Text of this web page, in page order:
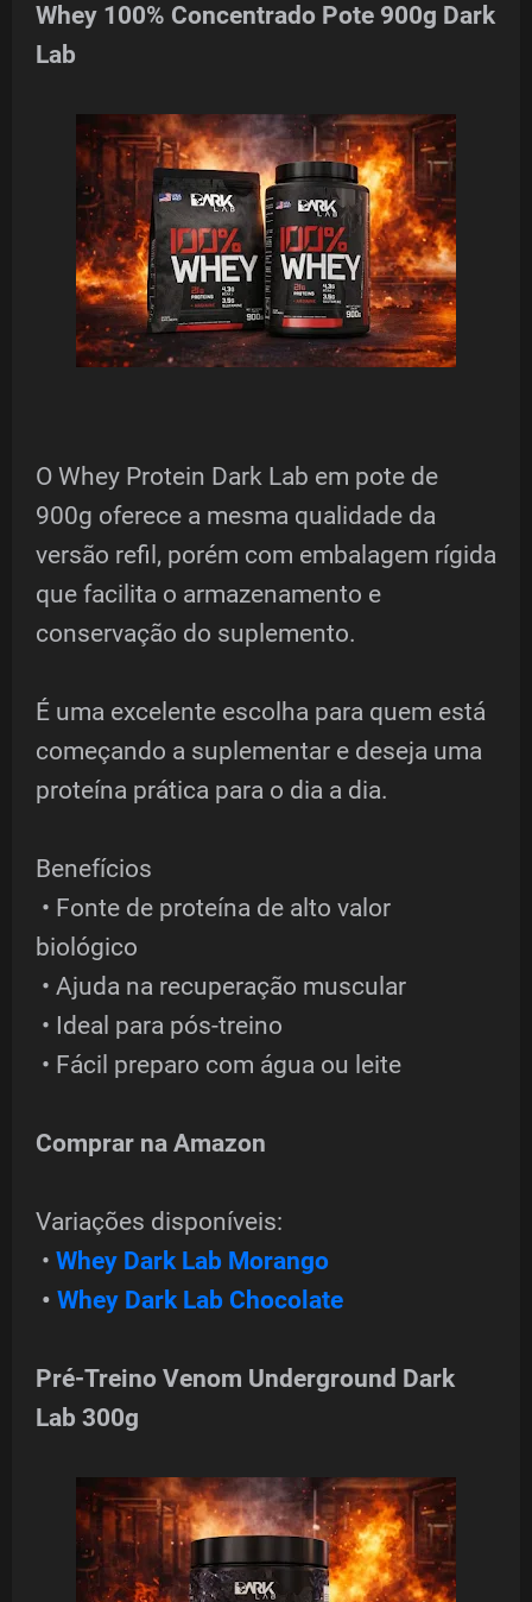
Whey 100% Concentrado Pote 900g Dark
Lab
O Whey Protein Dark Lab em pote de
900g oferece a mesma qualidade da
versão refil, porém com embalagem rígida
que facilita o armazenamento e
conservação do suplemento.
É uma excelente escolha para quem está
começando a suplementar e deseja uma
proteína prática para o dia a dia.
Benefícios
• Fonte de proteína de alto valor
biológico
• Ajuda na recuperação muscular
• Ideal para pós-treino
• Fácil preparo com água ou leite
Comprar na Amazon
Variações disponíveis:
• Whey Dark Lab Morango
• Whey Dark Lab Chocolate
Pré-Treino Venom Underground Dark
Lab 300g